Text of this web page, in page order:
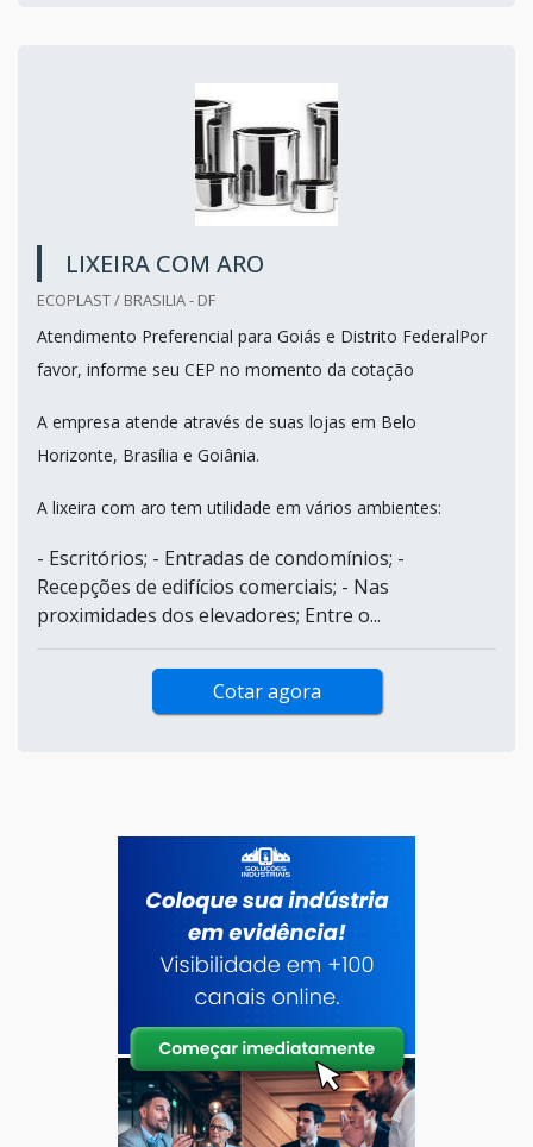
LIXEIRA COM ARO
ECOPLAST / BRASILIA - DF
Atendimento Preferencial para Goiás e Distrito FederalPor
favor, informe seu CEP no momento da cotação
A empresa atende através de suas lojas em Belo
Horizonte, Brasília e Goiânia.
A lixeira com aro tem utilidade em vários ambientes:
- Escritórios; - Entradas de condomínios; -
Recepções de edifícios comerciais; - Nas
proximidades dos elevadores; Entre o...
Cotar agora